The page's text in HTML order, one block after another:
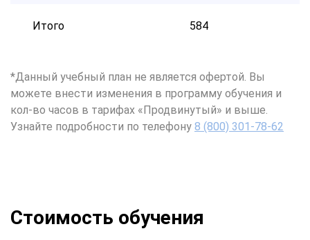
Итого 584
*Данный учебный план не является офертой. Вы
можете внести изменения в программу обучения и
кол-во часов в тарифах «Продвинутый» и выше.
Узнайте подробности по телефону 8 (800) 301-78-62
Стоимость обучения